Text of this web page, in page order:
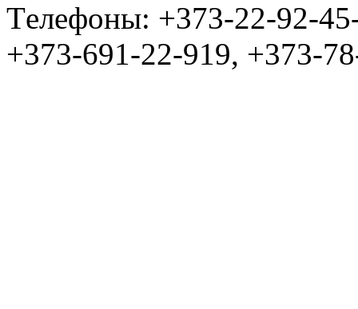
Tелефоны: +373-22-92-
+373-691-22-919, +373-